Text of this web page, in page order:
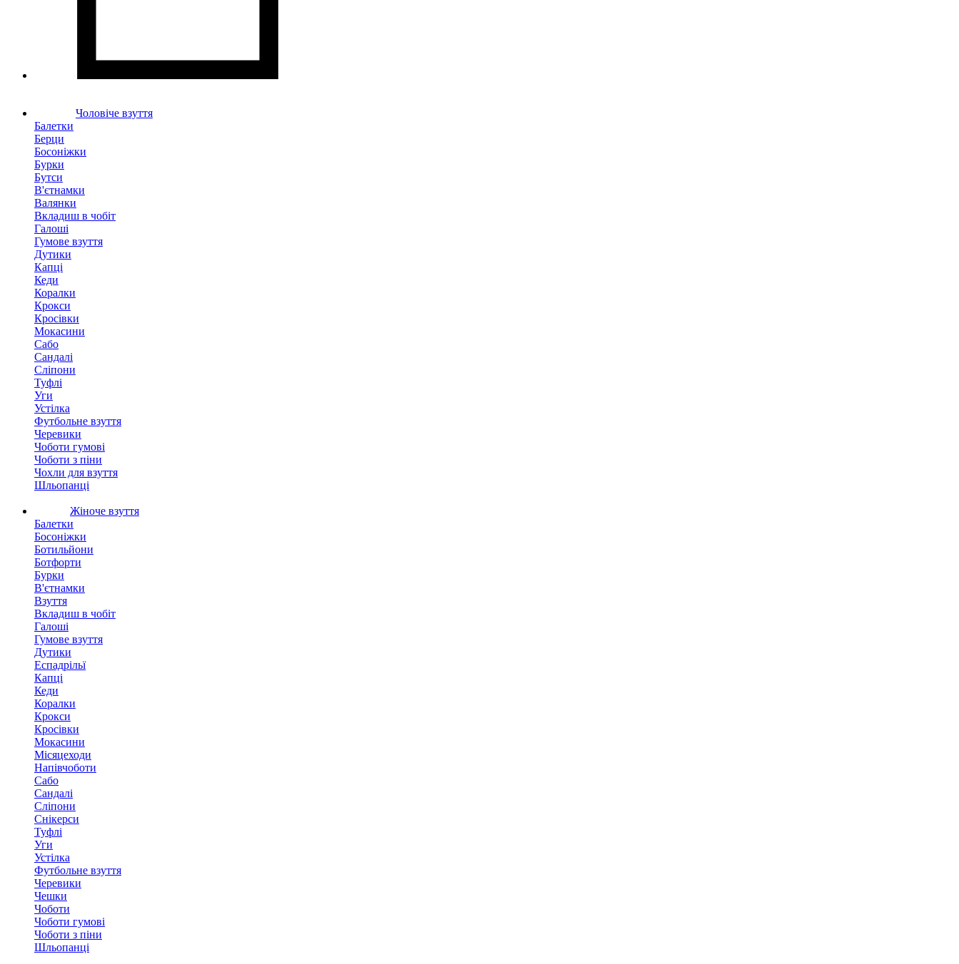
Чоловіче взуття
Балетки
Берци
Босоніжки
Бурки
Бутси
В'єтнамки
Валянки
Вкладиш в чобіт
Галоші
Гумове взуття
Дутики
Капці
Кеди
Коралки
Крокси
Кросівки
Мокасини
Сабо
Сандалі
Сліпони
Туфлі
Уги
Устілка
Футбольне взуття
Черевики
Чоботи гумові
Чоботи з піни
Чохли для взуття
Шльопанці
Жіноче взуття
Балетки
Босоніжки
Ботильйони
Ботфорти
Бурки
В'єтнамки
Взуття
Вкладиш в чобіт
Галоші
Гумове взуття
Дутики
Еспадрільї
Капці
Кеди
Коралки
Крокси
Кросівки
Мокасини
Місяцеходи
Напівчоботи
Сабо
Сандалі
Сліпони
Снікерси
Туфлі
Уги
Устілка
Футбольне взуття
Черевики
Чешки
Чоботи
Чоботи гумові
Чоботи з піни
Шльопанці